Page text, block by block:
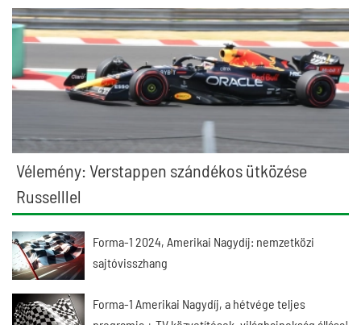
Vélemény: Verstappen szándékos ütközése
Russelllel
Forma-1 2024, Amerikai Nagydíj: nemzetközi
sajtóvisszhang
Forma-1 Amerikai Nagydíj, a hétvége teljes